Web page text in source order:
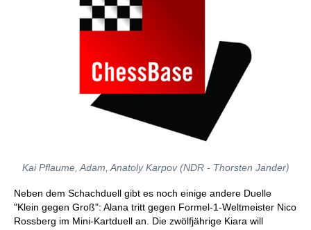
Kai Pflaume, Adam, Anatoly Karpov (NDR - Thorsten Jander)
Neben dem Schachduell gibt es noch einige andere Duelle
"Klein gegen Groß": Alana tritt gegen Formel-1-Weltmeister Nico
Rossberg im Mini-Kartduell an. Die zwölfjährige Kiara will